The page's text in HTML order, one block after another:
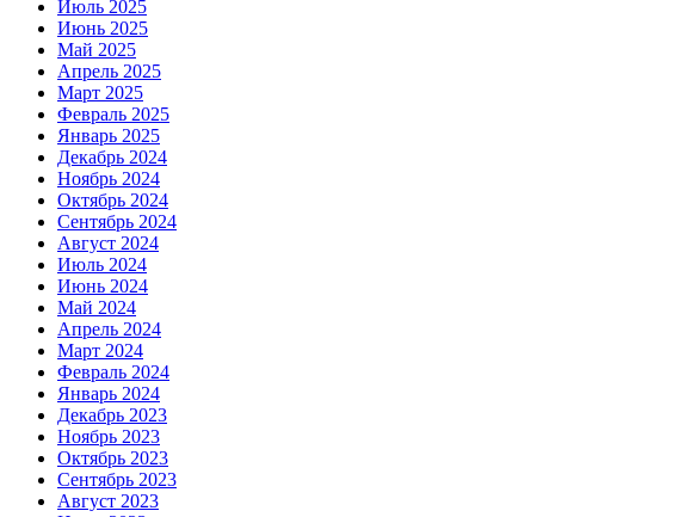
Июль 2025
Июнь 2025
Май 2025
Апрель 2025
Март 2025
Февраль 2025
Январь 2025
Декабрь 2024
Ноябрь 2024
Октябрь 2024
Сентябрь 2024
Август 2024
Июль 2024
Июнь 2024
Май 2024
Апрель 2024
Март 2024
Февраль 2024
Январь 2024
Декабрь 2023
Ноябрь 2023
Октябрь 2023
Сентябрь 2023
Август 2023